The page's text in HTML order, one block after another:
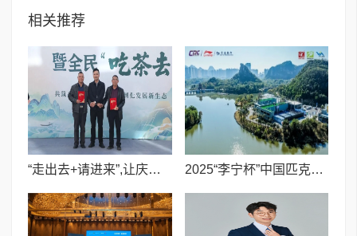
相关推荐
“走出去+请进来”,让庆元荒野茶“酒香传千里” 2025“李宁杯”中国匹克球总决赛圆满落幕，桂林文旅深度融合